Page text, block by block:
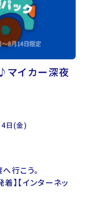
マイカー深夜
日(金)
行こう。
】【インターネッ